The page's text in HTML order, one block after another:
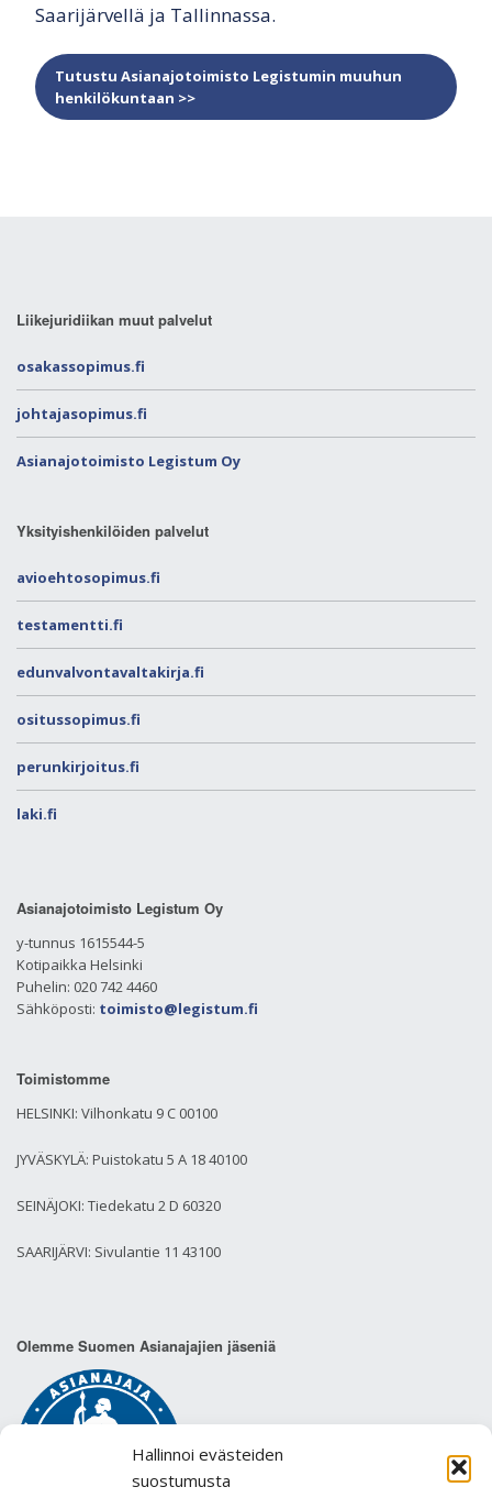
Hallinnoi evästeiden
suostumusta
Saarijärvellä ja Tallinnassa.
Tutustu Asianajotoimisto Legistumin muuhun
henkilökuntaan >>
Liikejuridiikan muut palvelut
osakassopimus.fi
johtajasopimus.fi
Asianajotoimisto Legistum Oy
Yksityishenkilöiden palvelut
avioehtosopimus.fi
testamentti.fi
edunvalvontavaltakirja.fi
ositussopimus.fi
perunkirjoitus.fi
laki.fi
Asianajotoimisto Legistum Oy
y-tunnus 1615544-5
Kotipaikka Helsinki
Puhelin: 020 742 4460
Sähköposti: toimisto@legistum.fi
Toimistomme
HELSINKI: Vilhonkatu 9 C 00100
JYVÄSKYLÄ: Puistokatu 5 A 18 40100
SEINÄJOKI: Tiedekatu 2 D 60320
SAARIJÄRVI: Sivulantie 11 43100
Olemme Suomen Asianajajien jäseniä